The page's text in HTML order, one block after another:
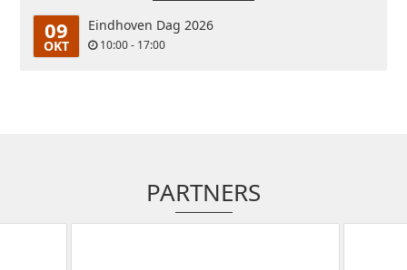
09
OKT
Eindhoven Dag 2026
10:00 - 17:00
PARTNERS